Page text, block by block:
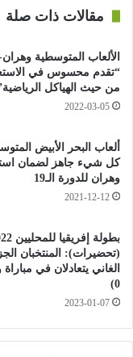
كانا النهائيين الأكثر
وأضاف ماتيوس:
مقالات ذات صلة
“تقدم محسوس في
من حيث الهياكل
2022-03-05
كل شيء جاهز لضمان
وهران للدورة الـ19
2021-12-12
بطولة
(تحضيرات): المنتخبان
0)
2023-01-07